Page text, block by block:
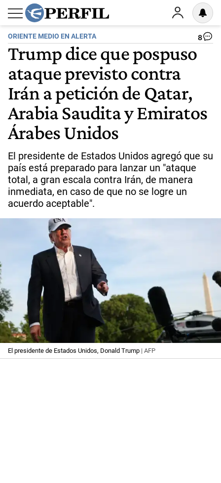
ORIENTE MEDIO EN ALERTA 8
Trump dice que pospuso
ataque previsto contra
Irán a petición de Qatar,
Arabia Saudita y Emiratos
Árabes Unidos
El presidente de Estados Unidos agregó que su
país está preparado para lanzar un "ataque
total, a gran escala contra Irán, de manera
inmediata, en caso de que no se logre un
acuerdo aceptable".
El presidente de Estados Unidos, Donald Trump | AFP